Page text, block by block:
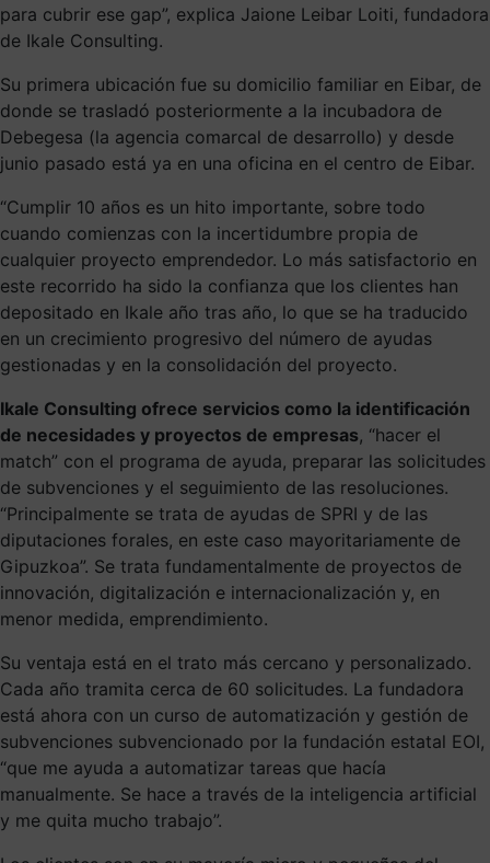
para cubrir ese gap”, explica Jaione Leibar Loiti, fundadora
de Ikale Consulting.
Su primera ubicación fue su domicilio familiar en Eibar, de
donde se trasladó posteriormente a la incubadora de
Debegesa (la agencia comarcal de desarrollo) y desde
junio pasado está ya en una oficina en el centro de Eibar.
“Cumplir 10 años es un hito importante, sobre todo
cuando comienzas con la incertidumbre propia de
cualquier proyecto emprendedor. Lo más satisfactorio en
este recorrido ha sido la confianza que los clientes han
depositado en Ikale año tras año, lo que se ha traducido
en un crecimiento progresivo del número de ayudas
gestionadas y en la consolidación del proyecto.
Ikale Consulting ofrece servicios como la identificación
de necesidades y proyectos de empresas, “hacer el
match” con el programa de ayuda, preparar las solicitudes
de subvenciones y el seguimiento de las resoluciones.
“Principalmente se trata de ayudas de SPRI y de las
diputaciones forales, en este caso mayoritariamente de
Gipuzkoa”. Se trata fundamentalmente de proyectos de
innovación, digitalización e internacionalización y, en
menor medida, emprendimiento.
Su ventaja está en el trato más cercano y personalizado.
Cada año tramita cerca de 60 solicitudes. La fundadora
está ahora con un curso de automatización y gestión de
subvenciones subvencionado por la fundación estatal EOI,
“que me ayuda a automatizar tareas que hacía
manualmente. Se hace a través de la inteligencia artificial
y me quita mucho trabajo”.